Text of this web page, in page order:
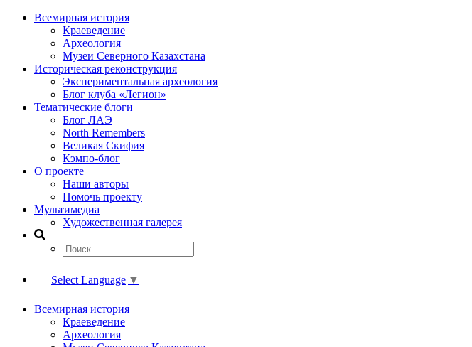
Всемирная история
Краеведение
Археология
Музеи Северного Казахстана
Историческая реконструкция
Экспериментальная археология
Блог клуба «Легион»
Тематические блоги
Блог ЛАЭ
North Remembers
Великая Скифия
Кэмпо-блог
О проекте
Наши авторы
Помочь проекту
Мультимедиа
Художественная галерея
Select Language ▼
Всемирная история
Краеведение
Археология